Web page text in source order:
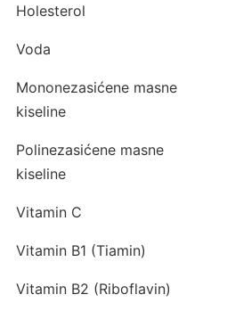
Holesterol
Voda
Mononezasićene masne
kiseline
Polinezasićene masne
kiseline
Vitamin C
Vitamin B1 (Tiamin)
Vitamin B2 (Riboflavin)